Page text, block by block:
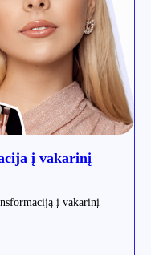
į vakarinį
į vakarinį